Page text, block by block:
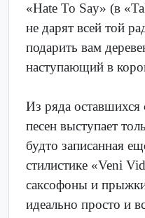
«Hate To Say» (в
не дарят всей той
подарить вам
наступающий в
Из ряда оставшихся
песен выступает
будто записанная
стилистике «Veni
саксофоны и
идеально просто и